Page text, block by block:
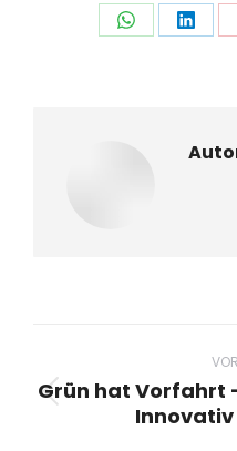
Auf
Auf
Grün hat Vorfahrt